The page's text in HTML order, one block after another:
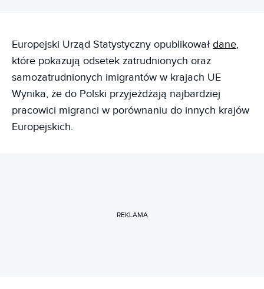
Europejski Urząd Statystyczny opublikował dane,
które pokazują odsetek zatrudnionych oraz
samozatrudnionych imigrantów w krajach UE
Wynika, że do Polski przyjeżdżają najbardziej
pracowici migranci w porównaniu do innych krajów
Europejskich.
REKLAMA